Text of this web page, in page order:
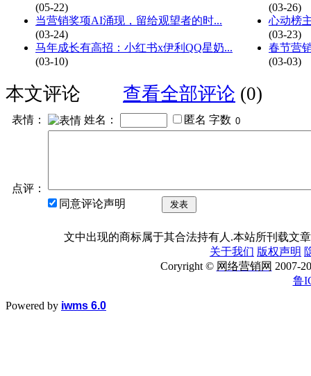
(05-22)
当营销奖项AI涌现，留给观望者的时...
(03-24)
马年成长有高招：小红书x伊利QQ星奶...
(03-10)
(03-26)
心动榜
(03-23)
春节营
(03-03)
本文评论 查看全部评论 (0)
表情： 姓名： 匿名 字数
点评：
同意评论声明
发表
文中出现的商标属于其合法持有人.本站所刊载文
关于我们 版权声明
Coryright © 网络营销网 2007-
鲁
Powered by iwms 6.0